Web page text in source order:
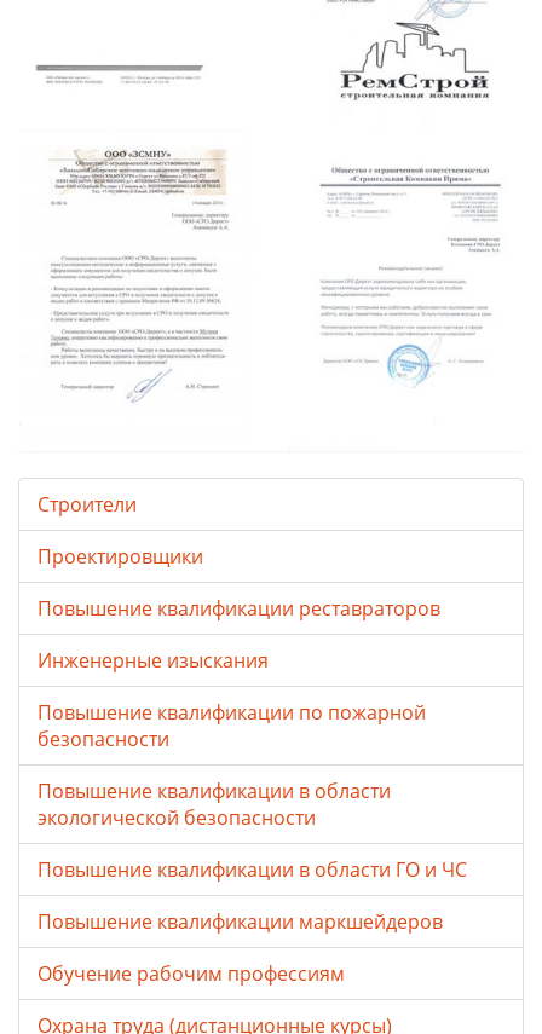
Строители
Проектировщики
Повышение квалификации реставраторов
Инженерные изыскания
Повышение квалификации по пожарной
безопасности
Повышение квалификации в области
экологической безопасности
Повышение квалификации в области ГО и ЧС
Повышение квалификации маркшейдеров
Обучение рабочим профессиям
Охрана труда (дистанционные курсы)